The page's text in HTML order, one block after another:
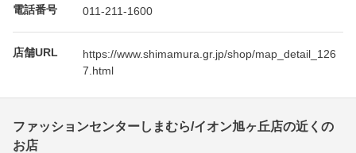
電話番号 011-211-1600
店舗URL
https://www.shimamura.gr.jp/shop/map_detail_126
7.html
ファッションセンターしまむら/イオン旭ヶ丘店の近くの
お店